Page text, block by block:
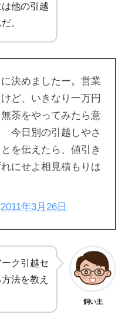
他の引越
。
決めましたー。営業
ど、いきなり一万円
茶をやってみたら意
今日別の引越しやさ
を伝えたら、値引き
にせよ相見積もりは
2011年3月26日
ク引越セ
法を教え
飼い主